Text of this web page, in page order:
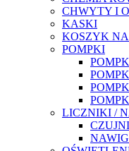
CHWYTY I
KASKI
KOSZYK
POMPKI
LICZNIKI /